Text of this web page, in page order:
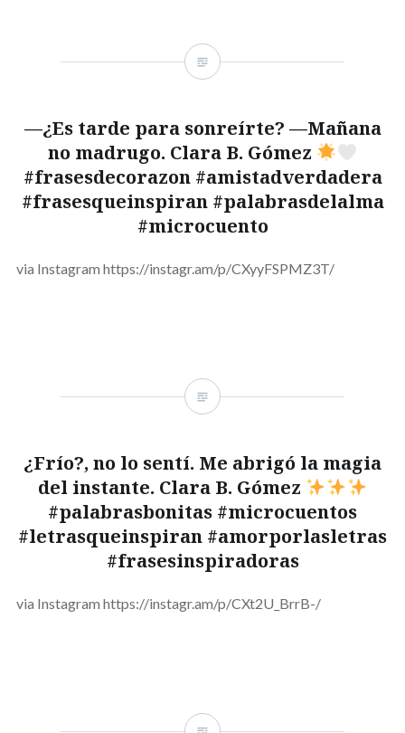
—¿Es tarde para sonreírte? —Mañana
no madrugo. Clara B. Gómez
#frasesdecorazon #amistadverdadera
#frasesqueinspiran #palabrasdelalma
#microcuento
via Instagram https://instagr.am/p/CXyyFSPMZ3T/
¿Frío?, no lo sentí. Me abrigó la magia
del instante. Clara B. Gómez
#palabrasbonitas #microcuentos
#letrasqueinspiran #amorporlasletras
#frasesinspiradoras
via Instagram https://instagr.am/p/CXt2U_BrrB-/